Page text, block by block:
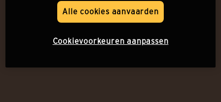
Alle cookies aanvaarden
Cookievoorkeuren aanpassen